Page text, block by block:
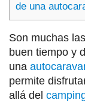
de una
Son muchas
buen tiempo y
una
permite
allá del